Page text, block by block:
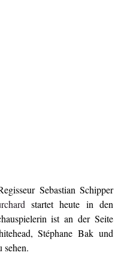
Sebastian Schipper
startet heute in den
ist an der Seite
Stéphane Bak und
sehen.